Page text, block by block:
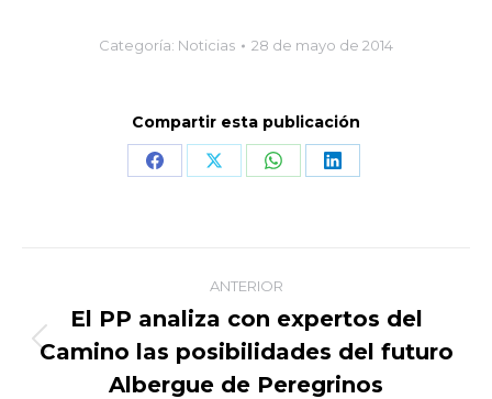
Categoría: Noticias 28 de mayo de 2014
Compartir esta publicación
Share Share Share Share
Navegación
entre
publicaciones
ANTERIOR
Publicación
anterior:
El PP analiza con expertos del
Camino las posibilidades del futuro
Albergue de Peregrinos